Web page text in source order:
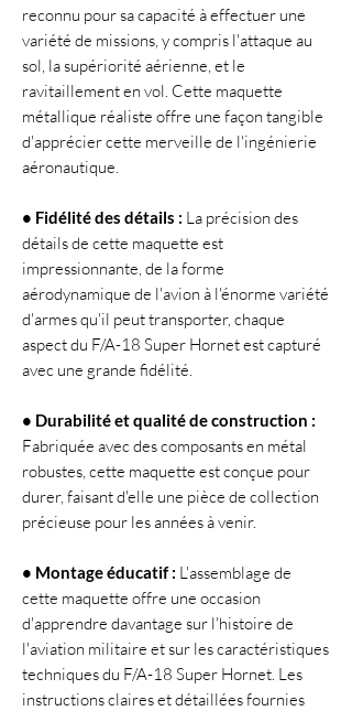
reconnu pour sa capacité à effectuer une
variété de missions, y compris l'attaque au
sol, la supériorité aérienne, et le
ravitaillement en vol. Cette maquette
métallique réaliste offre une façon tangible
d'apprécier cette merveille de l'ingénierie
aéronautique.
• Fidélité des détails : La précision des
détails de cette maquette est
impressionnante, de la forme
aérodynamique de l'avion à l'énorme variété
d'armes qu'il peut transporter, chaque
aspect du F/A-18 Super Hornet est capturé
avec une grande fidélité.
• Durabilité et qualité de construction :
Fabriquée avec des composants en métal
robustes, cette maquette est conçue pour
durer, faisant d'elle une pièce de collection
précieuse pour les années à venir.
• Montage éducatif : L'assemblage de
cette maquette offre une occasion
d'apprendre davantage sur l'histoire de
l'aviation militaire et sur les caractéristiques
techniques du F/A-18 Super Hornet. Les
instructions claires et détaillées fournies